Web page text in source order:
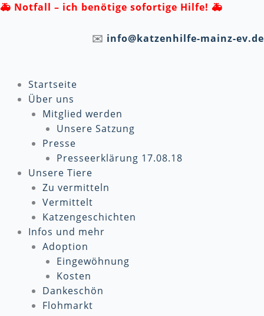
Zum
🚑 Notfall – ich benötige sofortige Hilfe! 🚑
✉️ info@katzenhilfe-mainz-ev.de
Startseite
Über uns
Mitglied werden
Unsere Satzung
Presse
Presseerklärung 17.08.18
Unsere Tiere
Zu vermitteln
Vermittelt
Katzengeschichten
Infos und mehr
Adoption
Eingewöhnung
Kosten
Dankeschön
Flohmarkt